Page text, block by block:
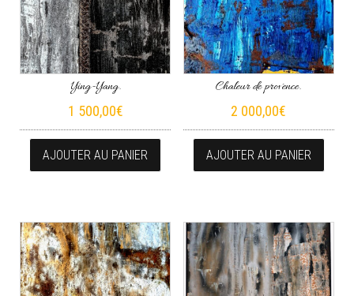
Ying-Yang.
1 500,00€
AJOUTER AU PANIER
Chaleur de provence.
2 000,00€
AJOUTER AU PANIER